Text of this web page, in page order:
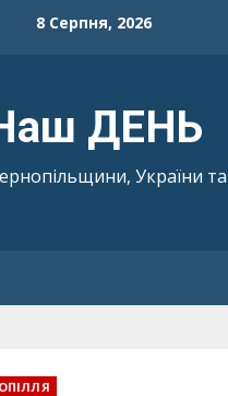
8 Серпня, 2026
ДЕНЬ
України та